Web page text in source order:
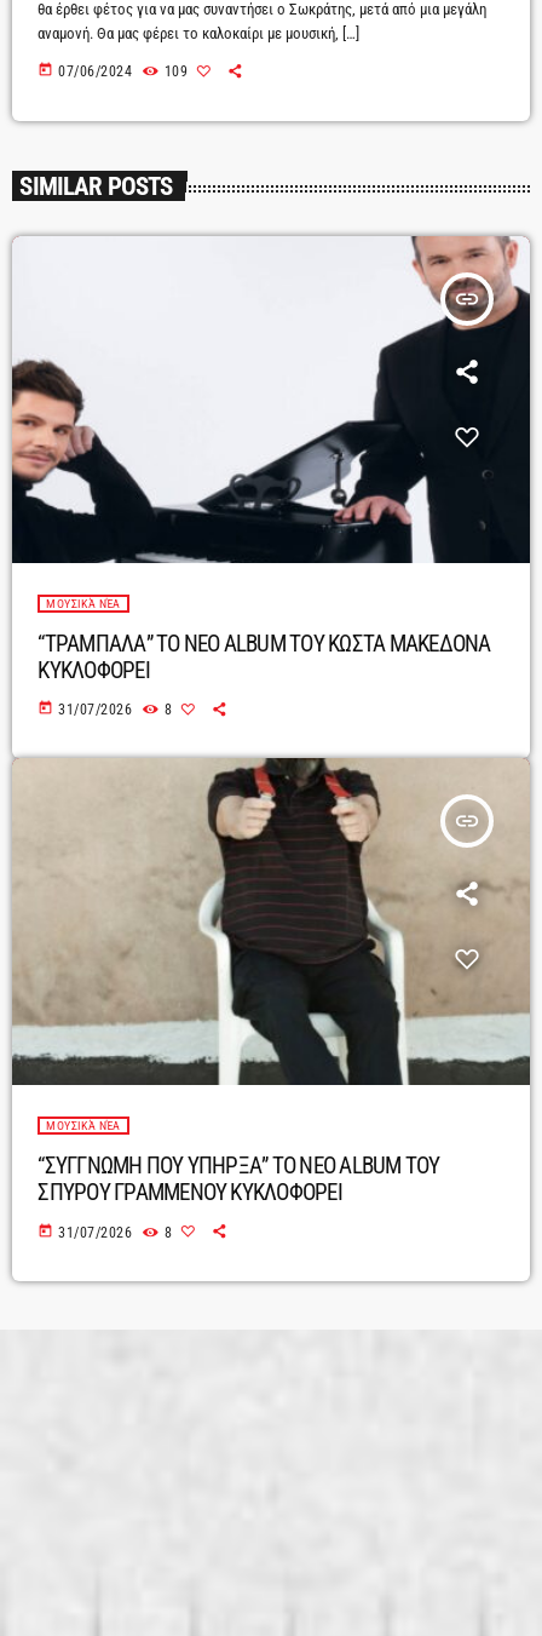
θα έρθει φέτος για να μας συναντήσει ο Σωκράτης, μετά από μια μεγάλη
αναμονή. Θα μας φέρει το καλοκαίρι με μουσική, […]
today 07/06/2024 109
SIMILAR POSTS
insert_link
ΜΟΥΣΙΚΆ ΝΈΑ
“ΤΡΑΜΠΑΛΑ” ΤΟ ΝΕΟ ALBUM ΤΟΥ ΚΩΣΤΑ ΜΑΚΕΔΟΝΑ
ΚΥΚΛΟΦΟΡΕΙ
today 31/07/2026 8
insert_link
ΜΟΥΣΙΚΆ ΝΈΑ
“ΣΥΓΓΝΩΜΗ ΠΟΥ ΥΠΗΡΞΑ” ΤΟ ΝΕΟ ALBUM ΤΟΥ
ΣΠΥΡΟΥ ΓΡΑΜΜΕΝΟΥ ΚΥΚΛΟΦΟΡΕΙ
today 31/07/2026 8